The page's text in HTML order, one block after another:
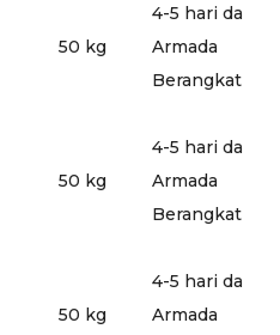
50 kg
4-5 hari dari
Armada
Berangkat
50 kg
4-5 hari dari
Armada
Berangkat
50 kg
4-5 hari dari
Armada